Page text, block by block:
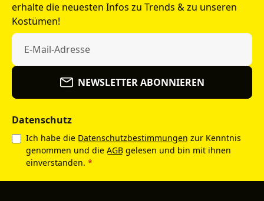
erhalte die neuesten Infos zu Trends & zu unseren
Kostümen!
NEWSLETTER ABONNIEREN
Datenschutz
Ich habe die Datenschutzbestimmungen zur Kenntnis
genommen und die AGB gelesen und bin mit ihnen
einverstanden. *